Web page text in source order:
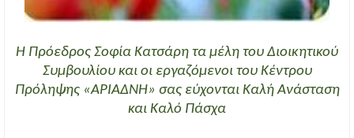
Η Πρόεδρος Σοφία Κατσάρη τα μέλη του Διοικητικού
Συμβουλίου και οι εργαζόμενοι του Κέντρου
Πρόληψης «ΑΡΙΑΔΝΗ» σας εύχονται Καλή Ανάσταση
και Καλό Πάσχα